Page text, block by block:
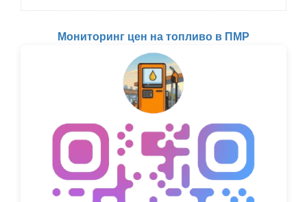
Мониторинг цен на топливо в ПМР